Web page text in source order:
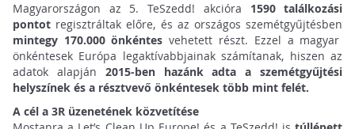
Magyarországon az 5. TeSzedd! akcióra 1590 találkozási
pontotregisztráltak előre, és az országos szemétgyűjtésben
mintegy 170.000 önkéntes vehetett részt. Ezzel a magyar
önkéntesek Európa legaktívabbjainak számítanak, hiszen az
adatok alapján 2015-ben hazánk adta a szemétgyűjtési
helyszínek és a résztvevő önkéntesek több mint felét.
A cél a 3R üzenetének közvetítése